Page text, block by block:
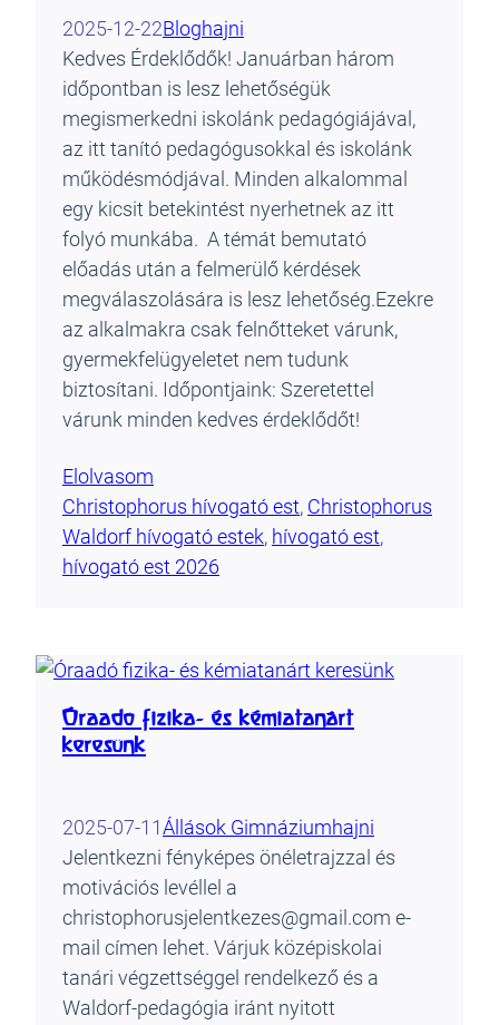
2025-12-22Bloghajni
Kedves Érdeklődők! Januárban három
időpontban is lesz lehetőségük
megismerkedni iskolánk pedagógiájával,
az itt tanító pedagógusokkal és iskolánk
működésmódjával. Minden alkalommal
egy kicsit betekintést nyerhetnek az itt
folyó munkába. A témát bemutató
előadás után a felmerülő kérdések
megválaszolására is lesz lehetőség.Ezekre
az alkalmakra csak felnőtteket várunk,
gyermekfelügyeletet nem tudunk
biztosítani. Időpontjaink: Szeretettel
várunk minden kedves érdeklődőt!
Elolvasom
Christophorus hívogató est, Christophorus
Waldorf hívogató estek, hívogató est
hívogató est 2026
Óraadó fizika- és kémiatanárt
keresünk
2025-07-11Állások Gimnáziumhajni
Jelentkezni fényképes önéletrajzzal és
motivációs levéllel a
christophorusjelentkezes@gmail.com e-
mail címen lehet. Várjuk középiskolai
tanári végzettséggel rendelkező és a
Waldorf-pedagógia iránt nyitott